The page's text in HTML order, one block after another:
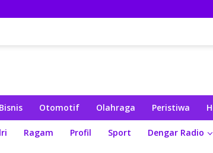
Bisnis Otomotif Olahraga Peristiwa
Ragam Profil Sport Dengar Radio